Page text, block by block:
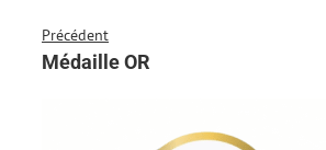
Précédent
Médaille OR